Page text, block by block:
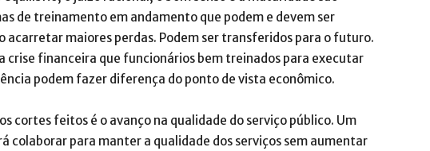
de treinamento em andamento que podem e devem ser
acarretar maiores perdas. Podem ser transferidos para o futuro.
crise financeira que funcionários bem treinados para executar
podem fazer diferença do ponto de vista econômico.
cortes feitos é o avanço na qualidade do serviço público. Um
colaborar para manter a qualidade dos serviços sem aumentar